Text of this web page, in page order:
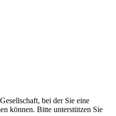
bei der Sie eine
können. Bitte unterstützen Sie